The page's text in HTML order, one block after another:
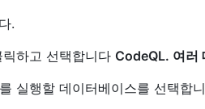
.
하고 선택합니다 CodeQL. 여러
실행할 데이터베이스를 선택합